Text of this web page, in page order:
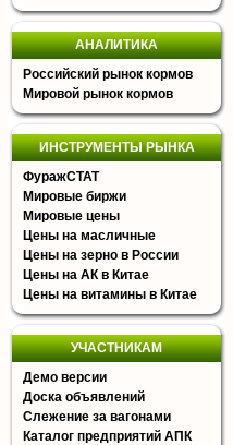
АНАЛИТИКА
Российский рынок кормов
Мировой рынок кормов
ИНСТРУМЕНТЫ РЫНКА
ФуражСТАТ
Мировые биржи
Мировые цены
Цены на масличные
Цены на зерно в России
Цены на АК в Китае
Цены на витамины в Китае
УЧАСТНИКАМ
Демо версии
Доска объявлений
Слежение за вагонами
Каталог предприятий АПК